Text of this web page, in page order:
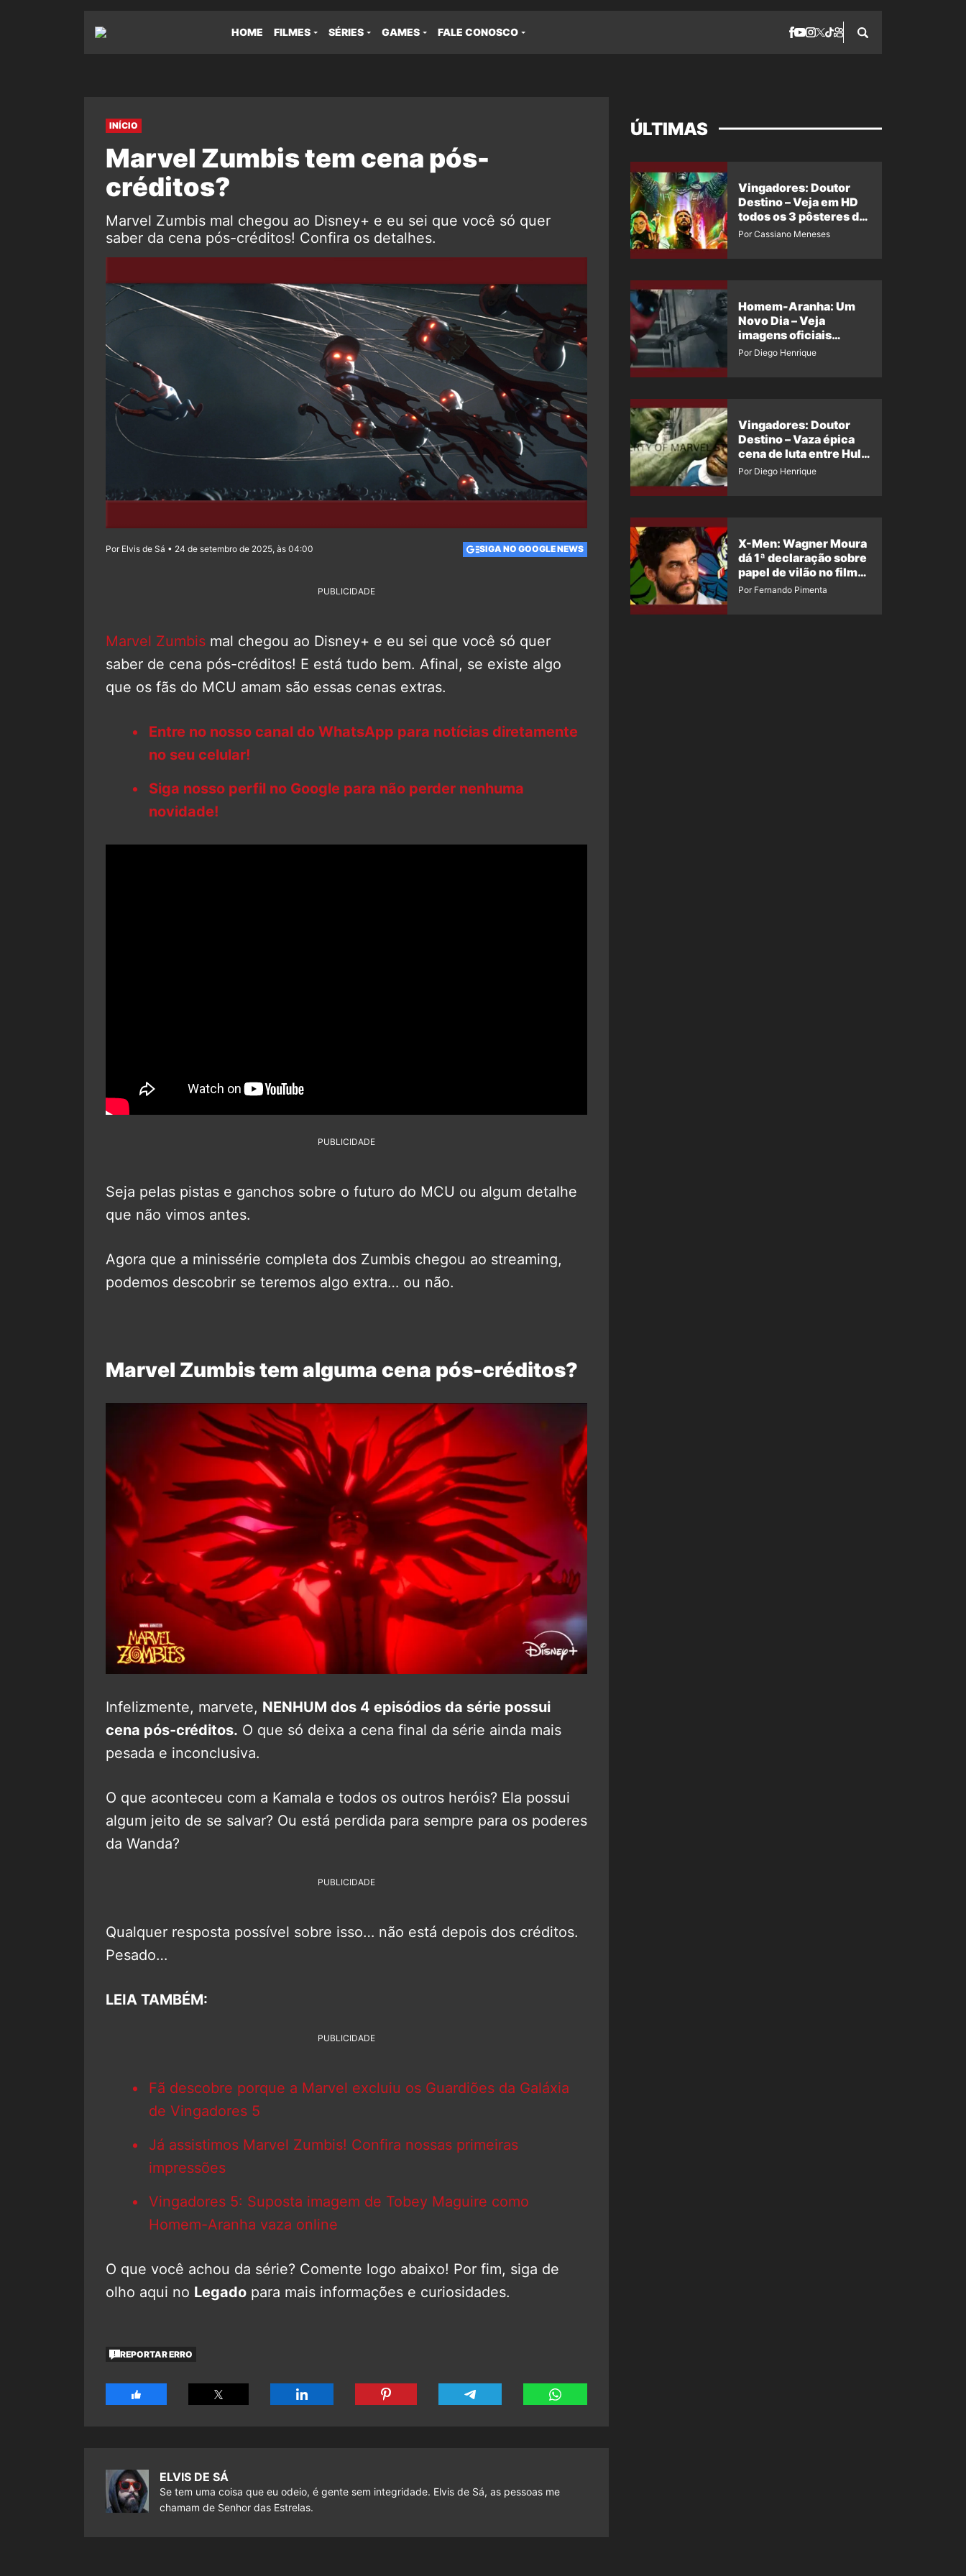
HOME FILMES SÉRIES GAMES FALE CONOSCO
INÍCIO
Marvel Zumbis tem cena pós-
créditos?
Marvel Zumbis mal chegou ao Disney+ e eu sei que você só quer
saber da cena pós-créditos! Confira os detalhes.
Por Elvis de Sá • 24 de setembro de 2025, às 04:00 SIGA NO GOOGLE NEWS
PUBLICIDADE
Marvel Zumbis mal chegou ao Disney+ e eu sei que você só quer
saber de cena pós-créditos! E está tudo bem. Afinal, se existe algo
que os fãs do MCU amam são essas cenas extras.
Entre no nosso canal do WhatsApp para notícias diretamente
no seu celular!
Siga nosso perfil no Google para não perder nenhuma
novidade!
PUBLICIDADE
Seja pelas pistas e ganchos sobre o futuro do MCU ou algum detalhe
que não vimos antes.
Agora que a minissérie completa dos Zumbis chegou ao streaming,
podemos descobrir se teremos algo extra… ou não.
Marvel Zumbis tem alguma cena pós-créditos?
Infelizmente, marvete, NENHUM dos 4 episódios da série possui
cena pós-créditos. O que só deixa a cena final da série ainda mais
pesada e inconclusiva.
O que aconteceu com a Kamala e todos os outros heróis? Ela possui
algum jeito de se salvar? Ou está perdida para sempre para os poderes
da Wanda?
PUBLICIDADE
Qualquer resposta possível sobre isso… não está depois dos créditos.
Pesado…
LEIA TAMBÉM:
PUBLICIDADE
Fã descobre porque a Marvel excluiu os Guardiões da Galáxia
de Vingadores 5
Já assistimos Marvel Zumbis! Confira nossas primeiras
impressões
Vingadores 5: Suposta imagem de Tobey Maguire como
Homem-Aranha vaza online
O que você achou da série? Comente logo abaixo! Por fim, siga de
olho aqui no Legado para mais informações e curiosidades.
REPORTAR ERRO
ELVIS DE SÁ
Se tem uma coisa que eu odeio, é gente sem integridade. Elvis de Sá, as pessoas me
chamam de Senhor das Estrelas.
ÚLTIMAS
Vingadores: Doutor
Destino – Veja em HD
todos os 3 pôsteres de
‘Doomsday’ + 1 imagem
Por Cassiano Meneses
Homem-Aranha: Um
Novo Dia – Veja
imagens oficiais
descartadas do Hulk
Por Diego Henrique
Vingadores: Doutor
Destino – Vaza épica
cena de luta entre Hulk
e o Coisa
Por Diego Henrique
X-Men: Wagner Moura
dá 1ª declaração sobre
papel de vilão no filme
da Marvel
Por Fernando Pimenta